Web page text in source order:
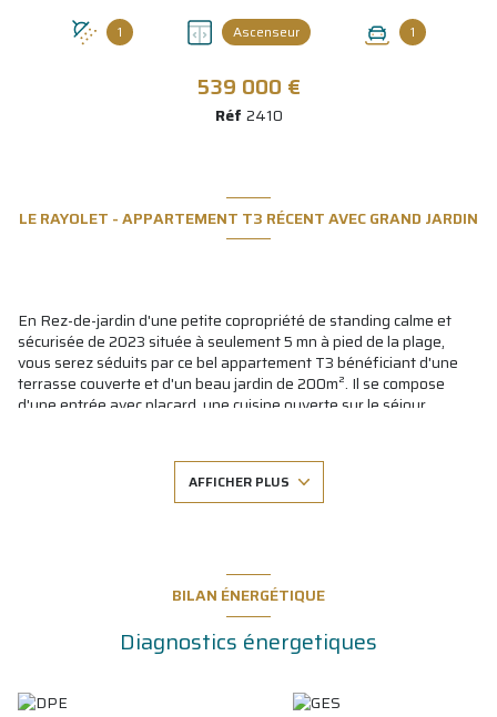
1 Ascenseur 1
539 000 €
Réf 2410
LE RAYOLET - APPARTEMENT T3 RÉCENT AVEC GRAND JARDIN
En Rez-de-jardin d'une petite copropriété de standing calme et
sécurisée de 2023 située à seulement 5 mn à pied de la plage,
vous serez séduits par ce bel appartement T3 bénéficiant d'une
terrasse couverte et d'un beau jardin de 200m². Il se compose
d'une entrée avec placard, une cuisine ouverte sur le séjour
transformées en garage en sous-sol complètent l'ensemble.
Immeuble de 9 appartements avec ascenseur et parking visiteurs
sécurisé. Normes PMR. Bien récent rare à la vente!
Géorisques
AFFICHER PLUS
BILAN ÉNERGÉTIQUE
Diagnostics énergetiques